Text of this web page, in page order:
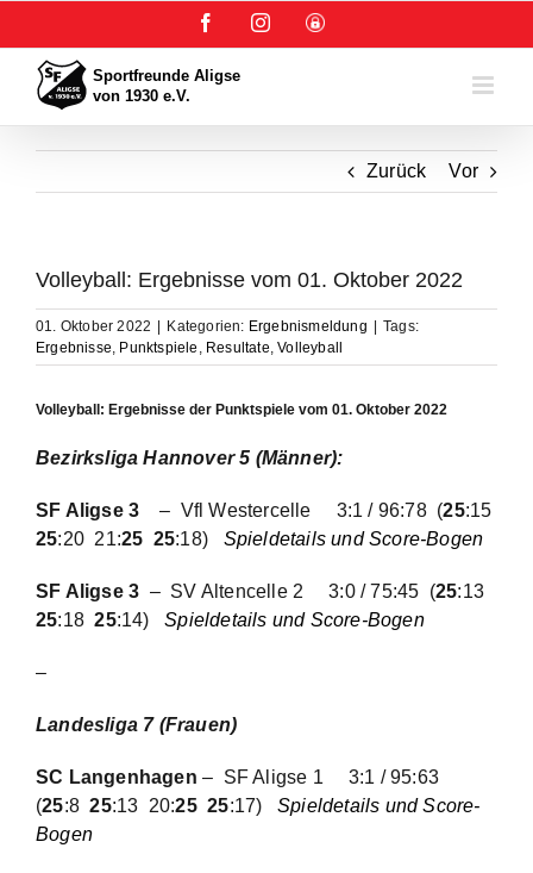
springen
FacebookInstagram
User-
Zurück Vor
Volleyball: Ergebnisse vom 01. Oktober 2022
01. Oktober 2022 Kategorien: Ergebnismeldung
Tags:
Ergebnisse, Punktspiele , Resultate,Volleyball
Volleyball: Ergebnisse der Punktspiele vom 01. Oktober 2022
Bezirksliga Hannover 5 (Männer):
SF Aligse 3 – Vfl Westercelle 3:1 / 96:78 (25:15
25:20 21:25 25:18) Spieldetails und Score-Bogen
SF Aligse 3 – SV Altencelle 23:0 / 75:45 (25:13
25:1825:14)Spieldetails und Score-Bogen
–
Landesliga 7 (Frauen)
SC Langenhagen – SF Aligse 1 3:1 / 95:63
(25:825:13 20:25 25:17)Spieldetails und Score-
Bogen